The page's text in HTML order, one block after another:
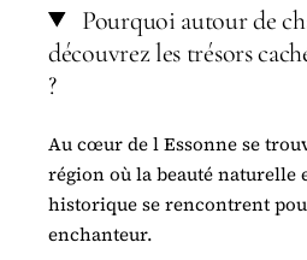
Pourquoi autour de
découvrez les trésors
?
Au cœur de l Essonne se
région où la beauté naturelle
historique se rencontrent
enchanteur.